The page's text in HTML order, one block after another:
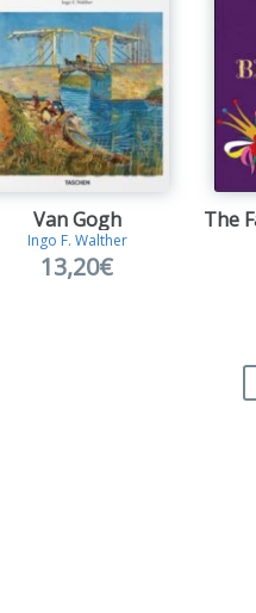
Van Gogh
Ingo F. Walther
13,20€